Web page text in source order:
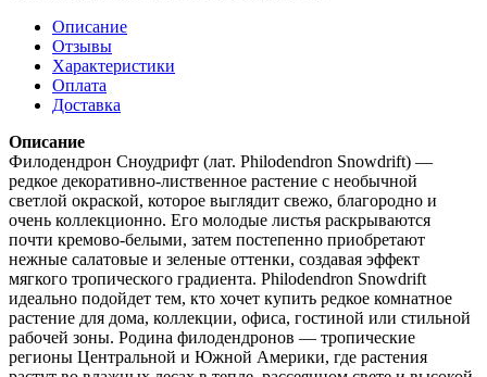
Описание
Отзывы
Характеристики
Оплата
Доставка
Описание
Филодендрон Сноудрифт (лат. Philodendron Snowdrift) —
редкое декоративно-лиственное растение с необычной
светлой окраской, которое выглядит свежо, благородно и
очень коллекционно. Его молодые листья раскрываются
почти кремово-белыми, затем постепенно приобретают
нежные салатовые и зеленые оттенки, создавая эффект
мягкого тропического градиента. Philodendron Snowdrift
идеально подойдет тем, кто хочет купить редкое комнатное
растение для дома, коллекции, офиса, гостиной или стильной
рабочей зоны. Родина филодендронов — тропические
регионы Центральной и Южной Америки, где растения